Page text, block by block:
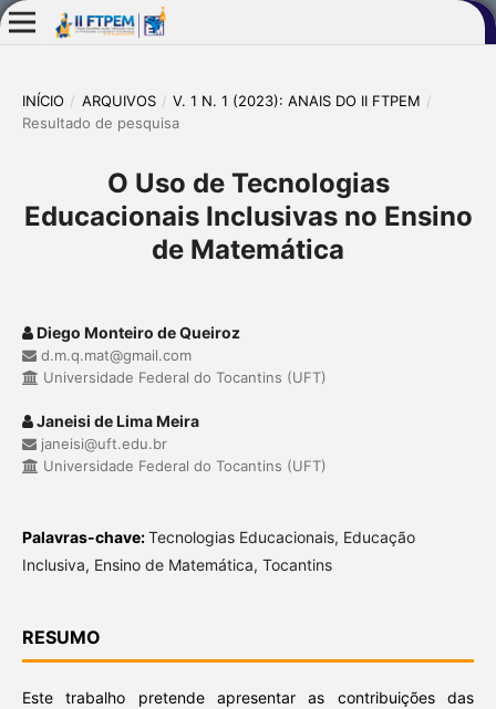
INÍCIO / ARQUIVOS / V. 1 N. 1 (2023): ANAIS DO II FTPEM /
Resultado de pesquisa
O Uso de Tecnologias
Educacionais Inclusivas no Ensino
de Matemática
Diego Monteiro de Queiroz
d.m.q.mat@gmail.com
Universidade Federal do Tocantins (UFT)
Janeisi de Lima Meira
janeisi@uft.edu.br
Universidade Federal do Tocantins (UFT)
Palavras-chave:Tecnologias Educacionais, Educação
Inclusiva, Ensino de Matemática, Tocantins
RESUMO
Este trabalho pretende apresentar as contribuições das